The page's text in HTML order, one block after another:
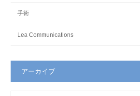
手術
Lea Communications
アーカイブ